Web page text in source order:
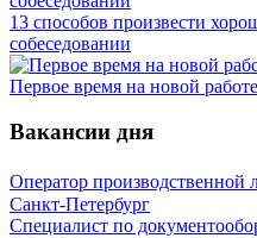
13 способов произвести
собеседовании
Первое время на новой
Вакансии дня
Оператор производственной
Санкт-Петербург
Специалист по